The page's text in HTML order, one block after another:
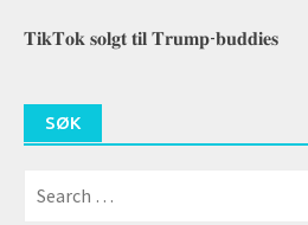
𝐓𝐢𝐤𝐓𝐨𝐤 𝐬𝐨𝐥𝐠𝐭 𝐭𝐢𝐥 𝐓𝐫𝐮𝐦𝐩-𝐛𝐮𝐝𝐝𝐢𝐞𝐬
SØK
for: